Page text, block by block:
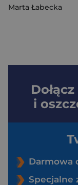
Marta Łabecka
i
Darmowa
Specjalne